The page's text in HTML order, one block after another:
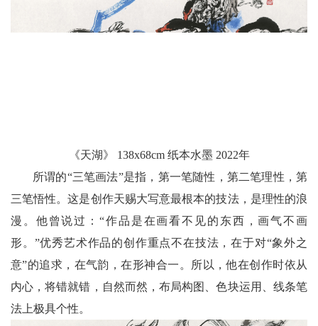
《天湖》 138x68cm 纸本水墨 2022年
所谓的“三笔画法”是指，第一笔随性，第二笔理性，第
三笔悟性。这是创作天赐大写意最根本的技法，是理性的浪
漫。他曾说过：“作品是在画看不见的东西，画气不画
形。”优秀艺术作品的创作重点不在技法，在于对“象外之
意”的追求，在气韵，在形神合一。所以，他在创作时依从
内心，将错就错，自然而然，布局构图、色块运用、线条笔
法上极具个性。